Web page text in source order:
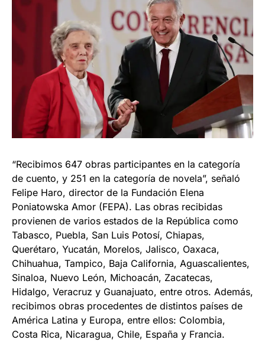
“Recibimos 647 obras participantes en la categoría
de cuento, y 251 en la categoría de novela”, señaló
Felipe Haro, director de la Fundación Elena
Poniatowska Amor (FEPA). Las obras recibidas
provienen de varios estados de la República como
Tabasco, Puebla, San Luis Potosí, Chiapas,
Querétaro, Yucatán, Morelos, Jalisco, Oaxaca,
Chihuahua, Tampico, Baja California, Aguascalientes,
Sinaloa, Nuevo León, Michoacán, Zacatecas,
Hidalgo, Veracruz y Guanajuato, entre otros. Además,
recibimos obras procedentes de distintos países de
América Latina y Europa, entre ellos: Colombia,
Costa Rica, Nicaragua, Chile, España y Francia.